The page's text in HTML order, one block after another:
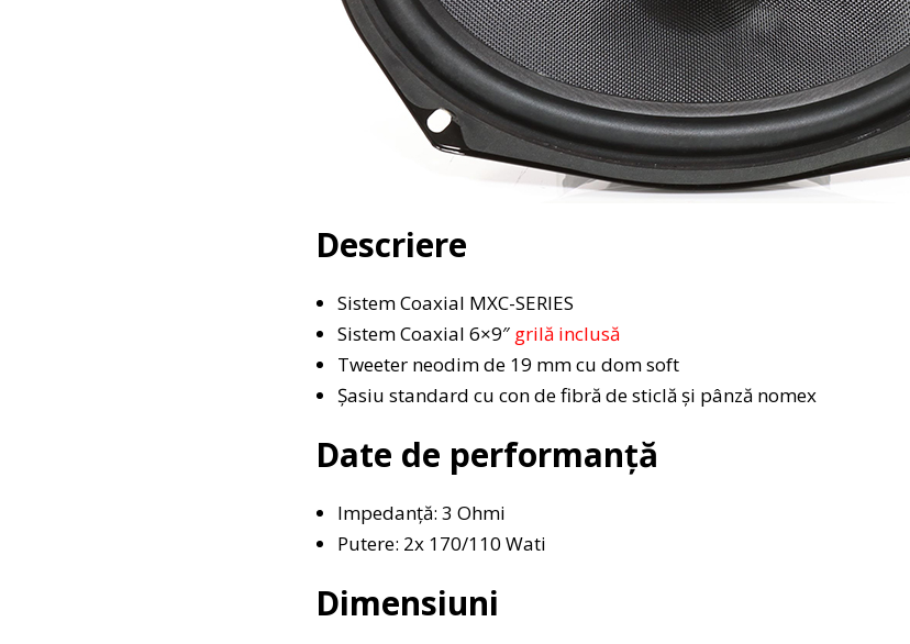
Descriere
Sistem Coaxial MXC-SERIES
Sistem Coaxial 6×9″ grilă inclusă
Tweeter neodim de 19 mm cu dom soft
Şasiu standard cu con de fibră de sticlă și pânză nomex
Date de performanță
Impedanță: 3 Ohmi
Putere: 2x 170/110 Wati
Dimensiuni